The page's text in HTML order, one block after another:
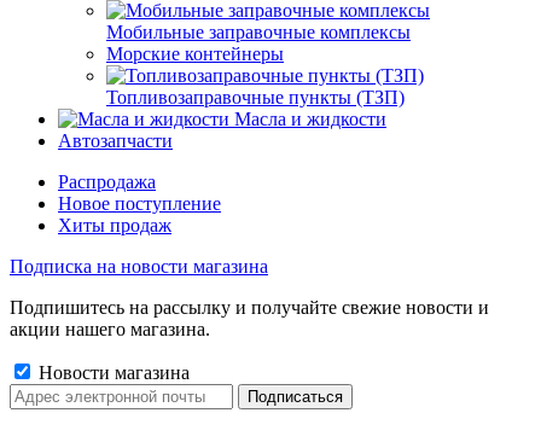
Мобильные заправочные комплексы
Морские контейнеры
Топливозаправочные пункты (ТЗП)
Масла и жидкости
Автозапчасти
Распродажа
Новое поступление
Хиты продаж
Подписка на новости магазина
Подпишитесь на рассылку и получайте свежие новости и
акции нашего магазина.
Новости магазина